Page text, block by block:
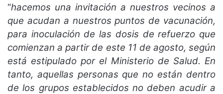
“hacemos una invitación a nuestros vecinos a
que acudan a nuestros puntos de vacunación,
para inoculación de las dosis de refuerzo que
comienzan a partir de este 11 de agosto, según
está estipulado por el Ministerio de Salud. En
tanto, aquellas personas que no están dentro
de los grupos establecidos no deben acudir a